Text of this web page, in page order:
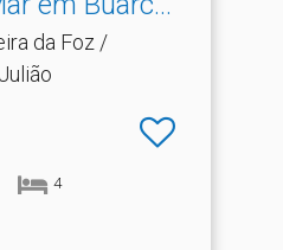
da Foz /
4